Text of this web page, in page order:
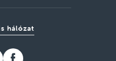
hálózat